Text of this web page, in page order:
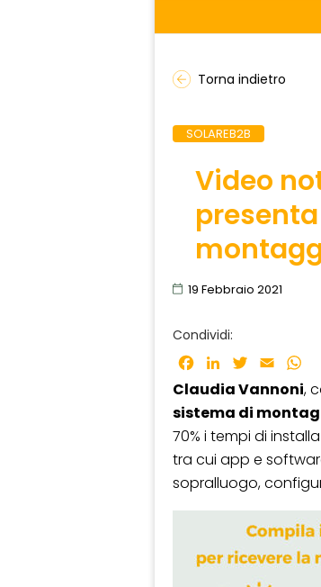
Torna indietro
SOLAREB2B
Video
19 Febbraio 2021
Condividi:
Facebook
LinkedInTwitter
Email
Claudia Vannoni,
sistema di
70% i tempi di
tra cui app e
sopralluogo,